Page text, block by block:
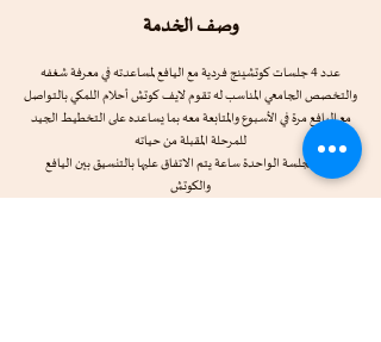
وصف الخدمة
عدد 4 جلسات كوتشينج فردية مع اليافع لمساعدته في معرفة شغفه
والتخصص الجامعي المناسب له تقوم لايف كوتش أحلام اللمكي بالتواصل
مع اليافع مرة في الأسبوع والمتابعة معه بما يساعده على التخطيط الجيد
مدة الجلسة الواحدة ساعة يتم الاتفاق عليها بالتنسيق بين اليافع
والكوتش